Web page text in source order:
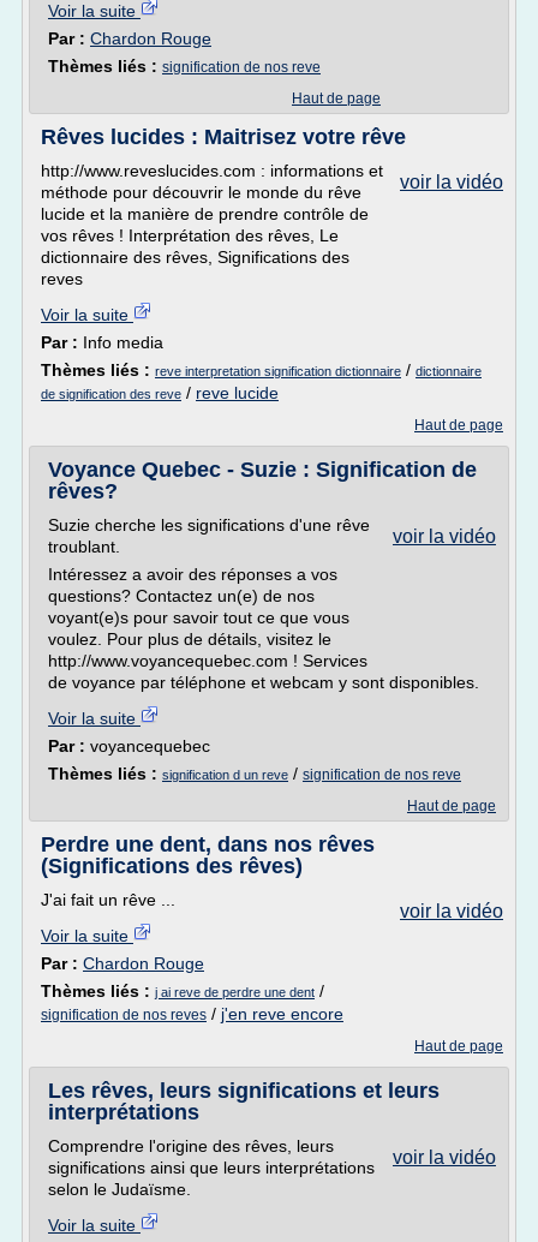
Voir la suite
Par : Chardon Rouge
Thèmes liés : signification de nos reve
Haut de page
Rêves lucides : Maitrisez votre rêve
voir la vidéo
http://www.reveslucides.com : informations et
méthode pour découvrir le monde du rêve
lucide et la manière de prendre contrôle de
vos rêves ! Interprétation des rêves, Le
dictionnaire des rêves, Significations des
reves
Voir la suite
Par : Info media
Thèmes liés : reve interpretation signification dictionnaire / dictionnaire
de signification des reve / reve lucide
Haut de page
Voyance Quebec - Suzie : Signification de
rêves?
voir la vidéo
Suzie cherche les significations d'une rêve
troublant.
Intéressez a avoir des réponses a vos
questions? Contactez un(e) de nos
voyant(e)s pour savoir tout ce que vous
voulez. Pour plus de détails, visitez le
http://www.voyancequebec.com ! Services
de voyance par téléphone et webcam y sont disponibles.
Voir la suite
Par : voyancequebec
Thèmes liés : signification d un reve / signification de nos reve
Haut de page
Perdre une dent, dans nos rêves
(Significations des rêves)
voir la vidéo
J'ai fait un rêve ...
Voir la suite
Par : Chardon Rouge
Thèmes liés : j ai reve de perdre une dent /
signification de nos reves / j'en reve encore
Haut de page
Les rêves, leurs significations et leurs
interprétations
voir la vidéo
Comprendre l'origine des rêves, leurs
significations ainsi que leurs interprétations
selon le Judaïsme.
Voir la suite